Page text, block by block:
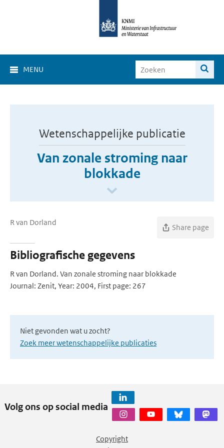
MENU
Wetenschappelijke publicatie
Van zonale stroming naar
blokkade
R van Dorland
Share page
Bibliografische gegevens
R van Dorland. Van zonale stroming naar blokkade
Journal: Zenit, Year: 2004, First page: 267
Niet gevonden wat u zocht?
Zoek meer wetenschappelijke publicaties
Volg ons op social media
Copyright